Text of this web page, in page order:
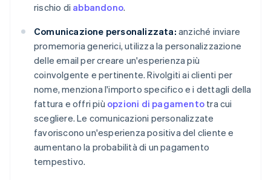
rischio di abbandono.
Comunicazione personalizzata: anziché inviare
promemoria generici, utilizza la personalizzazione
delle email per creare un'esperienza più
coinvolgente e pertinente. Rivolgiti ai clienti per
nome, menziona l'importo specifico e i dettagli della
fattura e offri più opzioni di pagamento tra cui
scegliere. Le comunicazioni personalizzate
favoriscono un'esperienza positiva del cliente e
aumentano la probabilità di un pagamento
tempestivo.